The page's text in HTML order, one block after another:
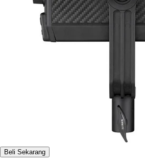
Beli Sekarang